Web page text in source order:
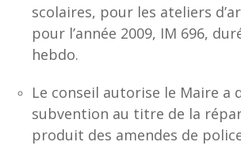
scolaires, pour les ateliers
pour l’année 2009, IM 696,
hebdo.
Le conseil autorise le Maire a
subvention au titre de la
produit des amendes de